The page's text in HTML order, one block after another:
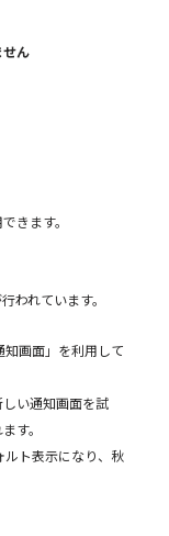
せん
きます。
われています。
画面」を利用して
い通知画面を試
す。
ルト表示になり、秋